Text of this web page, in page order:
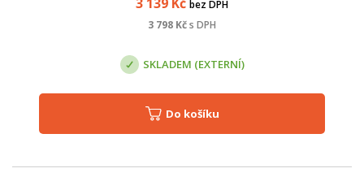
bez DPH
3 798 Kčs DPH
SKLADEM (EXTERNÍ)
Do košíku